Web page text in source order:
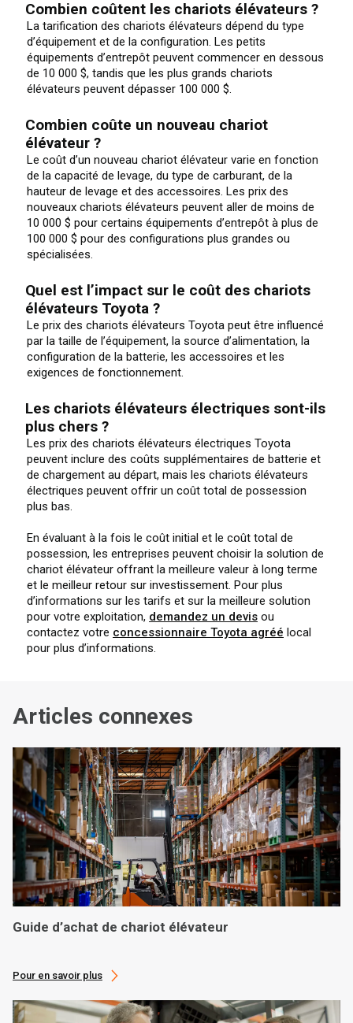
Combien coûtent les chariots élévateurs ?
La tarification des chariots élévateurs dépend du type
d’équipement et de la configuration. Les petits
équipements d’entrepôt peuvent commencer en dessous
de 10 000 $, tandis que les plus grands chariots
élévateurs peuvent dépasser 100 000 $.
Combien coûte un nouveau chariot
élévateur ?
Le coût d’un nouveau chariot élévateur varie en fonction
de la capacité de levage, du type de carburant, de la
hauteur de levage et des accessoires. Les prix des
nouveaux chariots élévateurs peuvent aller de moins de
10 000 $ pour certains équipements d’entrepôt à plus de
100 000 $ pour des configurations plus grandes ou
spécialisées.
Quel est l’impact sur le coût des chariots
élévateurs Toyota ?
Le prix des chariots élévateurs Toyota peut être influencé
par la taille de l’équipement, la source d’alimentation, la
configuration de la batterie, les accessoires et les
exigences de fonctionnement.
Les chariots élévateurs électriques sont-ils
plus chers ?
Les prix des chariots élévateurs électriques Toyota
peuvent inclure des coûts supplémentaires de batterie et
de chargement au départ, mais les chariots élévateurs
électriques peuvent offrir un coût total de possession
plus bas.
En évaluant à la fois le coût initial et le coût total de
possession, les entreprises peuvent choisir la solution de
chariot élévateur offrant la meilleure valeur à long terme
et le meilleur retour sur investissement. Pour plus
d’informations sur les tarifs et sur la meilleure solution
pour votre exploitation, demandez un devis ou
contactez votre concessionnaire Toyota agréé local
pour plus d’informations.
Articles connexes
Guide d’achat de chariot élévateur
Pour en savoir plus